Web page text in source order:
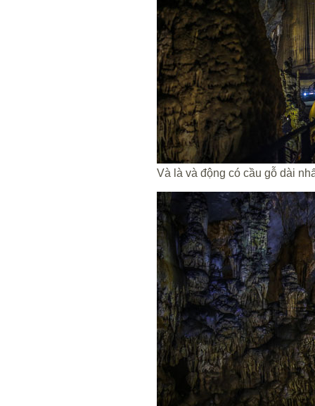
Và là và động có cầu gỗ dài